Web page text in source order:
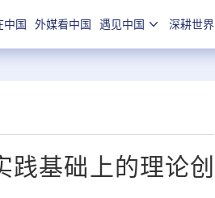
中国 外媒看中国 遇见中国 深耕世界
践基础上的理论创